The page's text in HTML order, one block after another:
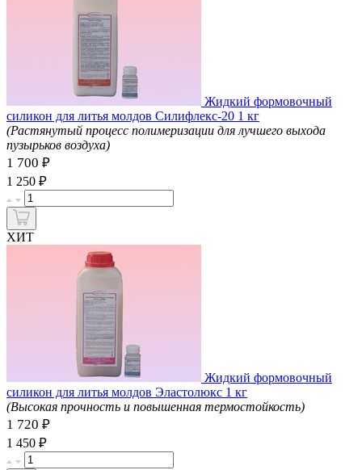
Жидкий формовочный
силикон для литья молдов Силифлекс-20 1 кг
(Растянутый процесс полимеризации для лучшего выхода
пузырьков воздуха)
1 700 ₽
1 250 ₽
ХИТ
Жидкий формовочный
силикон для литья молдов Эластолюкс 1 кг
(Высокая прочность и повышенная термостойкость)
1 720 ₽
1 450 ₽